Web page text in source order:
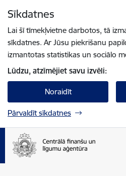
Sīkdatnes
Lai šī tīmekļvietne darbotos, tā
sīkdatnes. Ar Jūsu piekrišanu
izmantotas statistikas un sociālo
Lūdzu, atzīmējiet savu izvēli:
Noraidīt
Pārvaldīt sīkdatnes